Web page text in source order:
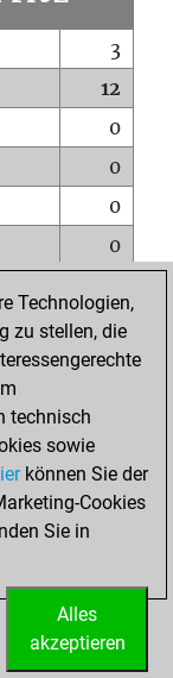
3
12
0
0
0
0
0
0
0
Technologien,
zu stellen, die
technisch
sowie
können Sie der
Cookies
Sie in
Alles
akzeptieren